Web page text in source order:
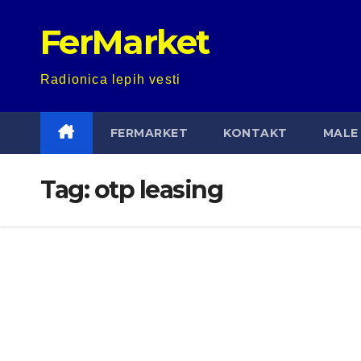
FerMarket
Radionica lepih vesti
FERMARKET KONTAKT MALE
Tag:otp leasing